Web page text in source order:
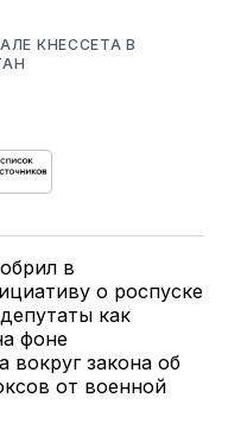
КНЕССЕТА В
в
о роспуске
как
фоне
закона об
от военной